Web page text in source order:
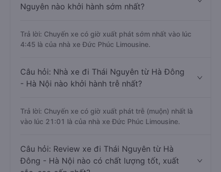
Nguyên nào khởi hành sớm nhất?
Trả lời: Chuyến xe có giờ xuất phát sớm nhất vào lúc
4:45 là của nhà xe Đức Phúc Limousine.
Câu hỏi: Nhà xe đi Thái Nguyên từ Hà Đông
- Hà Nội nào khởi hành trễ nhất?
Trả lời: Chuyến xe có giờ xuất phát trễ (muộn) nhất là
vào lúc 21:01 là của nhà xe Đức Phúc Limousine.
Câu hỏi: Review xe đi Thái Nguyên từ Hà
Đông - Hà Nội nào có chất lượng tốt, xuất